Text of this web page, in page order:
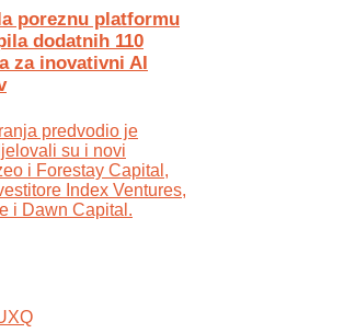
poreznu platformu
dodatnih 110
za inovativni AI
predvodio je
su i novi
i Forestay Capital,
Index Ventures,
i Dawn Capital.